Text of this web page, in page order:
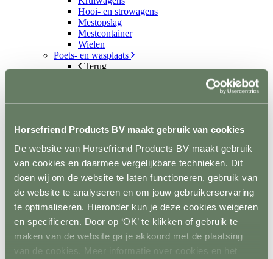
Horsefriend Products BV maakt gebruik van cookies
De website van Horsefriend Products BV maakt gebruik
van cookies en daarmee vergelijkbare technieken. Dit
doen wij om de website te laten functioneren, gebruik van
de website te analyseren en om jouw gebruikerservaring
te optimaliseren. Hieronder kun je deze cookies weigeren
en specificeren. Door op ‘OK’ te klikken of gebruik te
maken van de website ga je akkoord met de plaatsing
van de cookies. Meer informatie over cookies en het
Hooi- en strowagens
Mestopslag
Mestcontainer
Wielen
Poets- en wasplaats
Terug
Terug
Zadel- en tuigdragers
Zadel- en tuigkarren
Kasten
Dekenrekken
Ophanghaken
Hoofdstelhouders
Wassen en drogen
Gereedschap
Terug
Mestvorken
Scheppen